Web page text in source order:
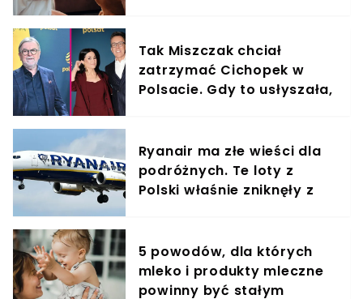
Tak Miszczak chciał
zatrzymać Cichopek w
Polsacie. Gdy to usłyszała,
Ryanair ma złe wieści dla
podróżnych. Te loty z
Polski właśnie zniknęły z
5 powodów, dla których
mleko i produkty mleczne
powinny być stałym